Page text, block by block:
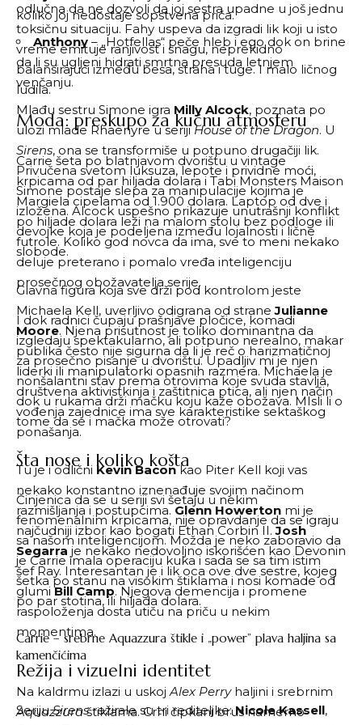
koliko joj nedostaje sopstvena priča.
Anthony – „Hotfellas“ peče hleb i ego dok on brine
da li su ugljeni hidrati smrtna presuda letnjem
venčanju.
Moda: preskupo za kućnu atmosferu
Carrie šeta po blatnjavom dvorištu u vintage
krpicama od par hiljada dolara i Tabi Monsters Maison
Margiela cipelama od 1.900 dolara. Laptop od dve i
po hiljade dolara leži na malom stolu bez podloge ili
futrole. Koliko god novca da ima, sve to meni nekako
deluje preterano i pomalo vređa inteligenciju
prosečnog obožavatelja serije.
I dok radnici čupaju prašnjave pločice, komadi
izgledaju spektakularno, ali potpuno nerealno, makar
za prosečno pisanje u dvorištu. Upadljiv mi je njen
nonšalantni stav prema otrovima koje svuda stavlja,
dok u rukama drži mačku koju kaže obožava. MIsli li o
tome da se i mačka može otrovati?
Šta nose i koliko košta
Činjenica da se u seriji svi šetaju u nekim
fenomenalnim krpicama, nije opravdanje da se igraju
sa našom inteligencijom. Možda je neko zaboravio da
je Carrie imala operaciju kuka i sada se sa tim istim
šetka po stanu na visokim štiklama i nosi komade od
po par stotina, ili hiljada dolara.
Carrie – srebrne Aquazzura štikle i „power” plava haljina sa
kamenčićima
Na kaldrmu izlazi u uskojAlex Perryhaljini i srebrnim
Aquazzuraštiklama. Crni čipkani brus namerno
odlučna da ne dozvoli da joj sestra upadne u još jednu
toksičnu situaciju. Fahy uspeva da izgradi lik koji u isto
vreme emituje ranjivost i snagu, neprekidno
balansirajući između besa, straha i tuge. I malo ličnog
ludila.
Mlađu sestru Simone igra Milly Alcock, poznata po
ulozi mlade Rhaenyre u serijiHouse of the Dragon. U
Sirens, ona se transformiše u potpuno drugačiji lik.
Privučena svetom luksuza, lepote i prividne moći,
Simone postaje slepa za manipulacije kojima je
izložena. Alcock uspešno prikazuje unutrašnji konflikt
devojke koja je podeljena između lojalnosti i lične
slobode.
Glavna figura koja sve drži pod kontrolom jeste
Michaela Kell, uverljivo odigrana od straneJulianne
Moore. Njena prisutnost je toliko dominantna da
publika često nije sigurna da li je reč o harizmatičnoj
liderki ili manipulatorki opasnih razmera. Michaela je
društvena aktivistkinja i zaštitnica ptica, ali njen način
vođenja zajednice ima sve karakteristike sektaškog
ponašanja.
Tu je i odlični Kevin Baconkao Piter Kell koji vas
nekako konstantno iznenađuje svojim načinom
razmišljanja i postupcima. Glenn Howerton mi je
najčudniji izbor kao bogati Ethan Corbin II.Josh
Segarra je nekako nedovoljno iskorišćen kao Devonin
šef Ray. Interesantan je i lik oca ove dve sestre, kojeg
glumiBill Camp. Njegova demencija i promene
raspoloženja dosta utiču na priču u nekim
momentima.
Režija i vizuelni identitet
SerijuSirensrežirale su tri rediteljke:Nicole Kassell,